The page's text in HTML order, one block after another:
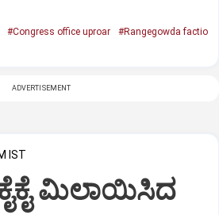
#Congress office uproar
#Rangegowda factio
ADVERTISEMENT
IST
ಮಿಲಾಯಿಸಿದ